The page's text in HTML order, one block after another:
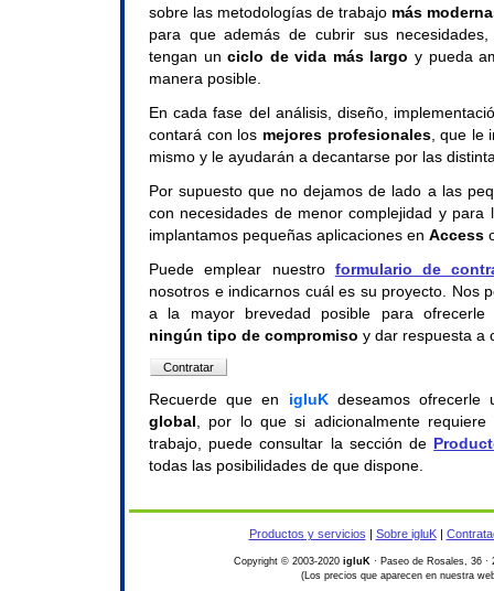
sobre las metodologías de trabajo más
para que además de cubrir sus
tengan unciclo de vida más largo y pueda
manera posible.
En cada fase del análisis, diseño,
contará con los mejores profesionales, que le
mismo y le ayudarán a decantarse por las
Por supuesto que no dejamos de lado a las
con necesidades de menor complejidad y para
implantamos pequeñas aplicaciones en Access
Puede emplear nuestro formulario de
nosotros e indicarnos cuál es su proyecto. Nos
a la mayor brevedad posible para ofrecerle
ningún tipo de compromiso y dar respuesta a
Recuerde que en igluKdeseamos ofrecerle
global , por lo que si adicionalmente
trabajo, puede consultar la sección de
todas las posibilidades de que dispone.
Productos y servicios | Sobre igluK|
Copyright © 2003-2020 igluK · Paseo de Rosales, 36
(Los precios que aparecen en nuestra